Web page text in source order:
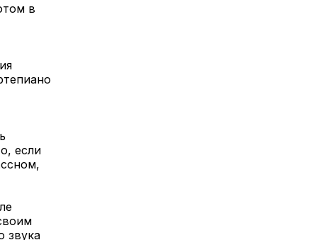
в
если
звука